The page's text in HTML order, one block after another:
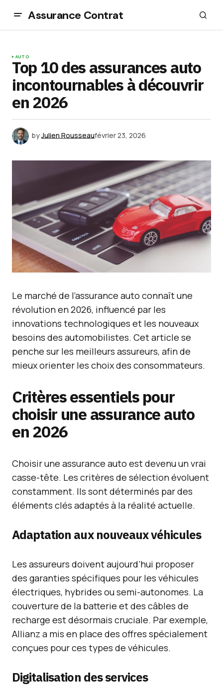
Assurance Contrat
AUTO
Top 10 des assurances auto
incontournables à découvrir
en 2026
byJulien Rousseaufévrier 23, 2026
Le marché de l’assurance auto connaît une
révolution en 2026, influencé par les
innovations technologiques et les nouveaux
besoins des automobilistes. Cet article se
penche sur les meilleurs assureurs, afin de
mieux orienter les choix des consommateurs.
Critères essentiels pour
choisir une assurance auto
en 2026
Choisir une assurance auto est devenu un vrai
casse-tête. Les critères de sélection évoluent
constamment. Ils sont déterminés par des
éléments clés adaptés à la réalité actuelle.
Adaptation aux nouveaux véhicules
Les assureurs doivent aujourd’hui proposer
des garanties spécifiques pour les véhicules
électriques, hybrides ou semi-autonomes. La
couverture de la batterie et des câbles de
recharge est désormais cruciale. Par exemple,
Allianz a mis en place des offres spécialement
conçues pour ces types de véhicules.
Digitalisation des services